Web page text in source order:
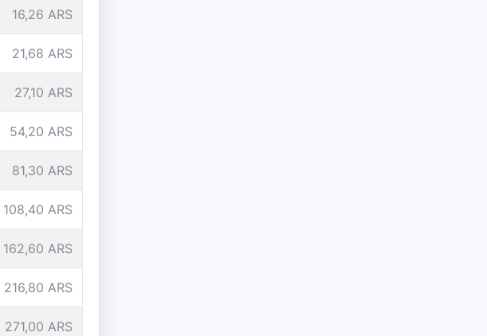
16,26 ARS
21,68 ARS
27,10 ARS
54,20 ARS
81,30 ARS
108,40 ARS
162,60 ARS
216,80 ARS
271,00 ARS